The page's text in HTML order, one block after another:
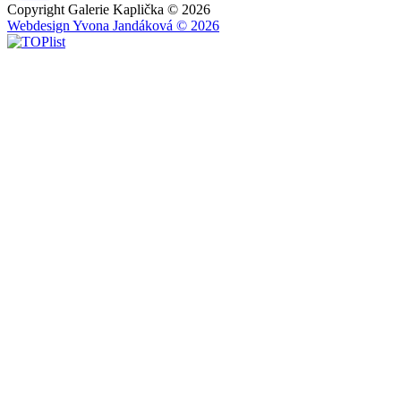
Copyright Galerie Kaplička © 2026
Webdesign Yvona Jandáková © 2026